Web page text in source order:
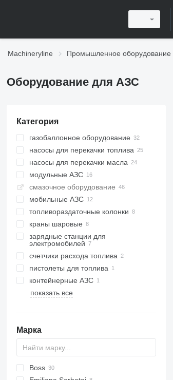
Machineryline Промышленное оборудование
Оборудование для АЗС
Категория
газобаллонное оборудование
насосы для перекачки топлива
насосы для перекачки масла
модульные АЗС
смазочное оборудование
мобильные АЗС
топливораздаточные колонки
краны шаровые
зарядные станции для
электромобилей
счетчики расхода топлива
пистолеты для топлива
контейнерные АЗС
показать все
Марка
Boss